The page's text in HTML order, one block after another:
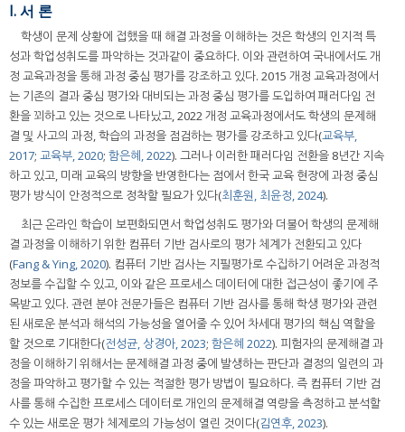
I. 서 론
학생이 문제 상황에 접했을 때 해결 과정을 이해하는 것은 학생의 인지적 특
성과 학업성취도를 파악하는 것과같이 중요하다. 이와 관련하여 국내에서도 개
정 교육과정을 통해 과정 중심 평가를 강조하고 있다. 2015 개정 교육과정에서
는 기존의 결과 중심 평가와 대비되는 과정 중심 평가를 도입하여 패러다임 전
환을 꾀하고 있는 것으로 나타났고, 2022 개정 교육과정에서도 학생의 문제해
결 및 사고의 과정, 학습의 과정을 점검하는 평가를 강조하고 있다(교육부,
2017; 교육부, 2020; 함은혜, 2022). 그러나 이러한 패러다임 전환을 8년간 지속
하고 있고, 미래 교육의 방향을 반영한다는 점에서 한국 교육 현장에 과정 중심
평가 방식이 안정적으로 정착할 필요가 있다(최훈원, 최윤정, 2024).
최근 온라인 학습이 보편화되면서 학업성취도 평가와 더불어 학생의 문제해
결 과정을 이해하기 위한 컴퓨터 기반 검사로의 평가 체계가 전환되고 있다
(Fang & Ying, 2020). 컴퓨터 기반 검사는 지필평가로 수집하기 어려운 과정적
정보를 수집할 수 있고, 이와 같은 프로세스 데이터에 대한 접근성이 좋기에 주
목받고 있다. 관련 분야 전문가들은 컴퓨터 기반 검사를 통해 학생 평가와 관련
된 새로운 분석과 해석의 가능성을 열어줄 수 있어 차세대 평가의 핵심 역할을
할 것으로 기대한다(전성균, 상경아, 2023; 함은혜 2022). 피험자의 문제해결 과
정을 이해하기 위해서는 문제해결 과정 중에 발생하는 판단과 결정의 일련의 과
정을 파악하고 평가할 수 있는 적절한 평가 방법이 필요하다. 즉 컴퓨터 기반 검
사를 통해 수집한 프로세스 데이터로 개인의 문제해결 역량을 측정하고 분석할
수 있는 새로운 평가 체제로의 가능성이 열린 것이다(김연후, 2023).